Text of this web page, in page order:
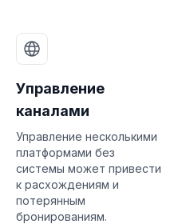
Управление
каналами
Управление несколькими
платформами без
системы может привести
к расхождениям и
потерянным
бронированиям.